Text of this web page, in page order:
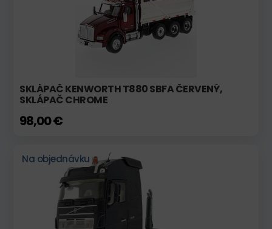
SKLÁPAČ KENWORTH T880 SBFA ČERVENÝ,
SKLÁPAČ CHROME
98,00 €
Na objednávku